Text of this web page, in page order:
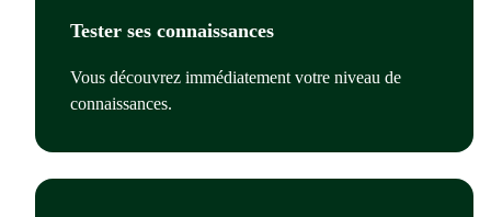
Tester ses connaissances
Vous découvrez immédiatement votre niveau de
connaissances.